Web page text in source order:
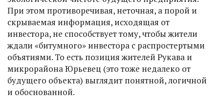
При этом противоречивая, неточная, а порой и
скрываемая информация, исходящая от
инвестора, не способствует тому, чтобы жители
ждали «битумного» инвестора с распростертыми
объятиями. То есть позиция жителей Рукава и
микрорайона Юрьевец (это тоже недалеко от
будущего объекта) выглядит понятной, логичной
и обоснованной.